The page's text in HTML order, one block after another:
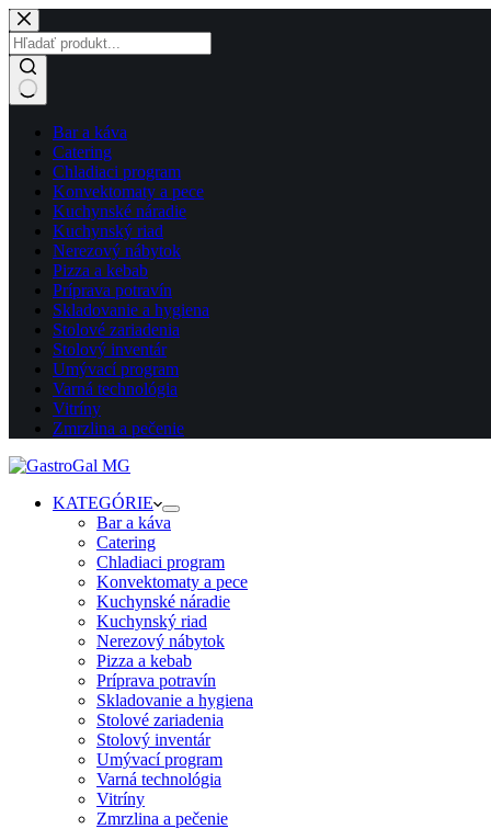
Skip
to
content
results Bar a káva
Catering
Chladiaci program
Konvektomaty a pece
Kuchynské náradie
Kuchynský riad
Nerezový nábytok
Pizza a kebab
Príprava potravín
Skladovanie a hygiena
Stolové zariadenia
Stolový inventár
Umývací program
Varná technológia
Vitríny
Zmrzlina a pečenie
KATEGÓRIE
Bar a káva
Catering
Chladiaci program
Konvektomaty a pece
Kuchynské náradie
Kuchynský riad
Nerezový nábytok
Pizza a kebab
Príprava potravín
Skladovanie a hygiena
Stolové zariadenia
Stolový inventár
Umývací program
Varná technológia
Vitríny
Zmrzlina a pečenie